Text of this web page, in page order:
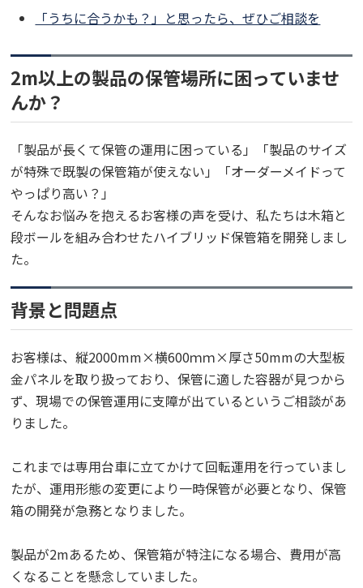
「うちに合うかも？」と思ったら、ぜひご相談を
2m以上の製品の保管場所に困っていませ
んか？
「製品が長くて保管の運用に困っている」「製品のサイズ
が特殊で既製の保管箱が使えない」「オーダーメイドって
やっぱり高い？」
そんなお悩みを抱えるお客様の声を受け、私たちは木箱と
段ボールを組み合わせたハイブリッド保管箱を開発しまし
た。
背景と問題点
お客様は、縦2000mm×横600ｍｍ×厚さ50mmの大型板
金パネルを取り扱っており、保管に適した容器が見つから
ず、現場での保管運用に支障が出ているというご相談があ
りました。
これまでは専用台車に立てかけて回転運用を行っていまし
たが、運用形態の変更により一時保管が必要となり、保管
箱の開発が急務となりました。
製品が2mあるため、保管箱が特注になる場合、費用が高
くなることを懸念していました。